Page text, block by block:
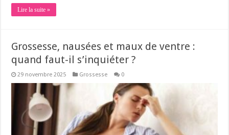
Lire la suite »
Grossesse, nausées et maux de ventre :
quand faut-il s’inquiéter ?
29 novembre 2025 Grossesse 0